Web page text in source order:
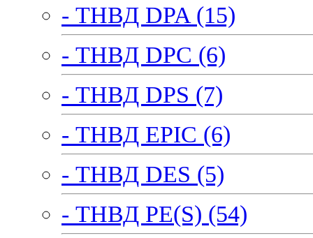
- ТНВД DPA (15)
- ТНВД DPC (6)
- ТНВД DPS (7)
- ТНВД EPIC (6)
- ТНВД DES (5)
- ТНВД PE(S) (54)